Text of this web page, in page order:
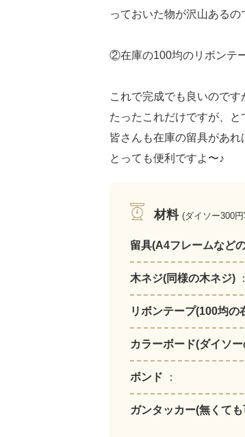
っておいた物が沢山あるの
②在庫の100均のリボンテ
これで完成でも良いので
たったこれだけですが、と
皆さんも在庫の留具があ
とっても便利ですよ〜♪
材料 (ダイソー300
留具(A4フレームなど
木ネジ(同様の木ネジ)
リボンテープ(100均
カラーボード(ダイソ
ボンド ：
ガンタッカー(無くても